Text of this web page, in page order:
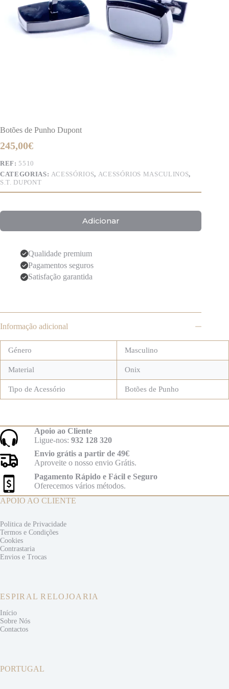
Botões de Punho Dupont
245,00€
REF: 5510
CATEGORIAS: ACESSÓRIOS, ACESSÓRIOS MASCULINOS,
S.T. DUPONT
Adicionar
Qualidade premium
Pagamentos seguros
Satisfação garantida
Informação adicional
Género Masculino
Material Onix
Tipo de Acessório Botões de Punho
Apoio ao Cliente
Ligue-nos: 932 128 320
Envio grátis a partir de 49€
Aproveite o nosso envio Grátis.
Pagamento Rápido e Fácil e Seguro
Oferecemos vários métodos.
APOIO AO CLIENTE
Politica de Privacidade
Termos e Condições
Cookies
Contrastaria
Envios e Trocas
ESPIRAL RELOJOARIA
Início
Sobre Nós
Contactos
PORTUGAL